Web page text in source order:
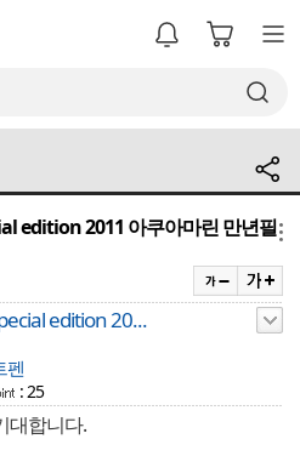
edition 2011 아쿠아마린 만년필
edition 20...
펜
: 25
대합니다.